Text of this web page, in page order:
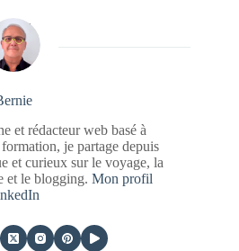
et rédacteur web basé à
je partage depuis
et curieux sur le voyage, la
et le blogging. Mon profil